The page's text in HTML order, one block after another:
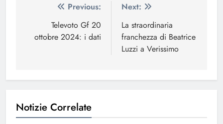
Navigazione
articoli
Previous:
Televoto Gf 20
ottobre 2024: i dati
Next:
La straordinaria
franchezza di Beatrice
Luzzi a Verissimo
Notizie Correlate